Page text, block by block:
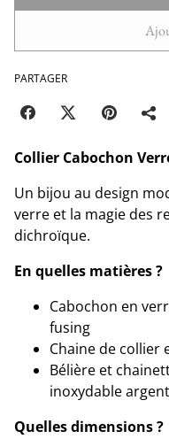
PARTAGER
Collier Cabochon
Un bijou au design
verre et la magie des
dichroïque.
En quelles matières ?
Cabochon en
fusing
Chaine de collier
Bélière et
inoxydable
Quelles dimensions ?